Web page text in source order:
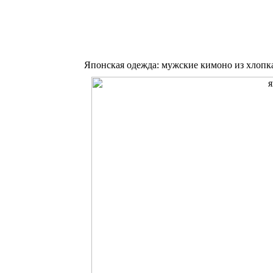
Японская одежда: мужские кимоно из